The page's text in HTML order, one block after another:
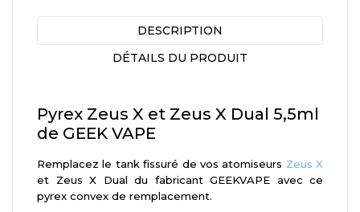
DESCRIPTION
DÉTAILS DU PRODUIT
Pyrex Zeus X et Zeus X Dual 5,5ml
de GEEK VAPE
Remplacez le tank fissuré de vos atomiseurs Zeus X
et Zeus X Dual du fabricant GEEKVAPE avec ce
pyrex convex de remplacement.